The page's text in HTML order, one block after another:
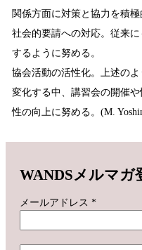
関係方面に対策と協力を積極
社会的要請への対応。従来
するように努める。
協会活動の活性化。上述の
変化する中、講習会の開催
性の向上に努める。(M.
WANDSメルマガ
メールアドレス *